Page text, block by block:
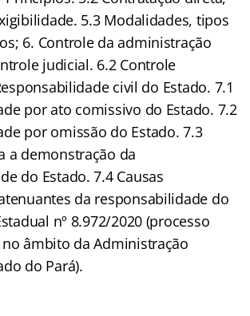
5.3 Modalidades, tipos
6. Controle da administração
judicial. 6.2 Controle
civil do Estado. 7.1
por ato comissivo do Estado. 7.2
por omissão do Estado. 7.3
a demonstração da
do Estado. 7.4 Causas
da responsabilidade do
nº 8.972/2020 (processo
âmbito da Administração
do Pará).